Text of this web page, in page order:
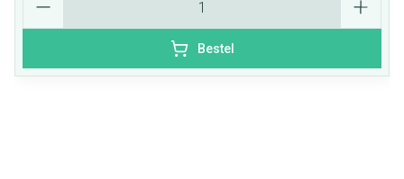
Bestel